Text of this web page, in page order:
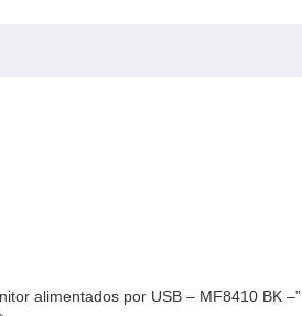
alimentados por USB – MF8410 BK –”